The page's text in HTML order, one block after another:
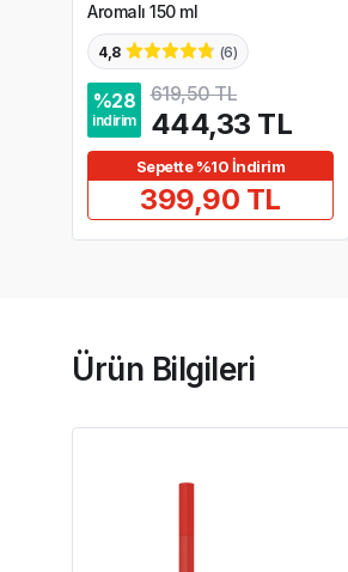
Aromalı 150 ml
4,8 (6)
%28
indirim
619,50 TL
444,33 TL
Sepette %10 İndirim
399,90 TL
Ürün Bilgileri